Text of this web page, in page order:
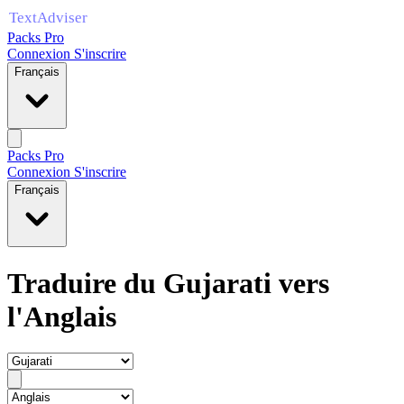
Packs Pro
Connexion S'inscrire
Français
Packs Pro
Connexion S'inscrire
Français
Traduire du Gujarati vers
l'Anglais